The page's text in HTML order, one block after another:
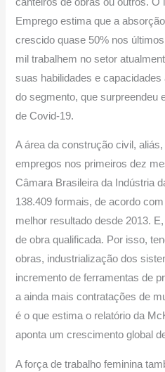
Emprego estima que a
crescido quase 50% nos
mil trabalhem no setor
suas habilidades e
do segmento, que surpreendeu
de Covid-19.
A área da construção civil,
empregos nos primeiros dez
Câmara Brasileira da Indústria
138.409 formais, de acordo
melhor resultado desde 2013.
de obra qualificada. Por isso,
obras, industrialização dos
incremento de ferramentas de
a ainda mais contratações de
é o que estima o relatório da
aponta um crescimento global
A força de trabalho feminina